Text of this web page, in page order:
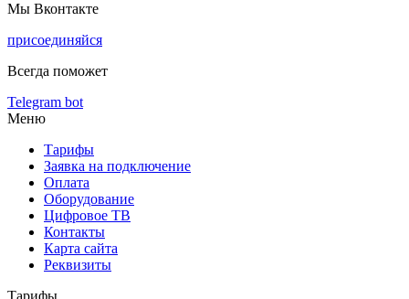
Мы Вконтакте
присоединяйся
Всегда поможет
Telegram bot
Меню
Тарифы
Заявка на подключение
Оплата
Оборудование
Цифровое ТВ
Контакты
Карта сайта
Реквизиты
Тарифы